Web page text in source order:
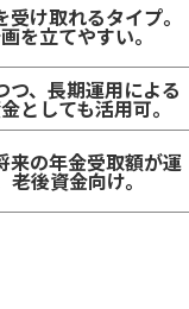
け取れるタイプ。
を立てやすい。
つ、長期運用による
としても活用可。
来の年金受取額が運
老後資金向け。